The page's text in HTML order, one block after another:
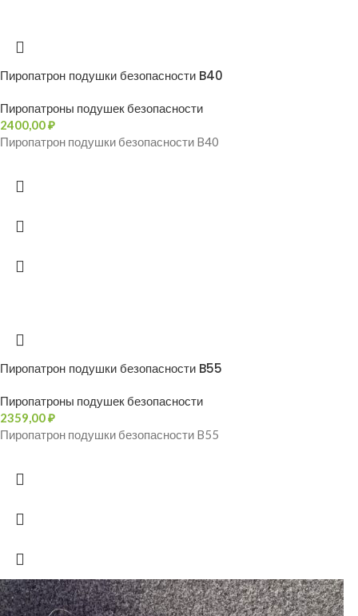
Пиропатрон подушки безопасности B40
Пиропатроны подушек безопасности
2400,00₽
Пиропатрон подушки безопасности B40
Пиропатрон подушки безопасности B55
Пиропатроны подушек безопасности
2359,00₽
Пиропатрон подушки безопасности B55